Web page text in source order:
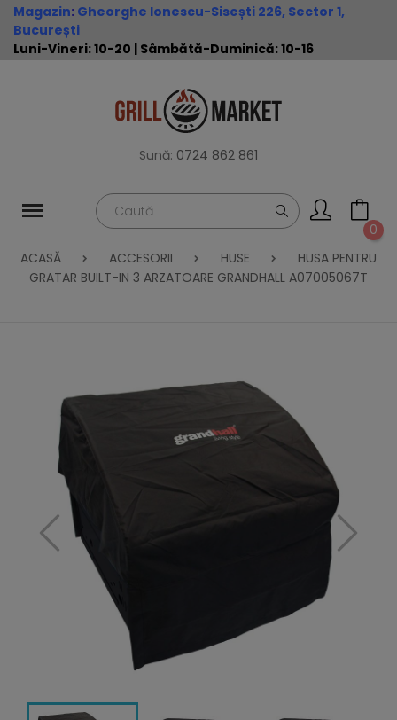
Magazin: Gheorghe Ionescu-Sisești 226, Sector 1,
București
Luni-Vineri: 10-20 | Sâmbătă-Duminică: 10-16
Sună: 0724 862 861
0
ACASĂ
ACCESORII HUSE
HUSA PENTRU
GRATAR BUILT-IN 3 ARZATOARE GRANDHALL A07005067T